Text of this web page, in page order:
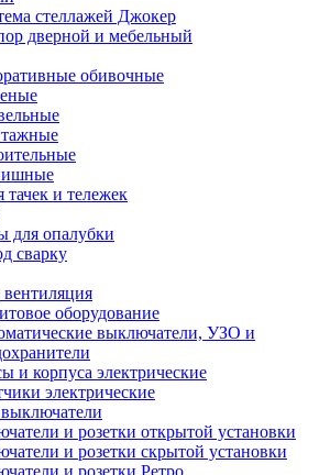
стеллажей Джокер
дверной и мебельный
обивочные
тачек и тележек
для опалубки
сварку
оборудование
выключатели, УЗО и
и корпуса электрические
электрические
и розетки открытой установки
и розетки скрытой установки
и розетки Ретро